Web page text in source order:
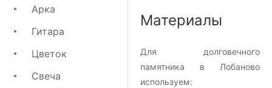
Арка
Гитара
Цветок
Свеча
Материалы
Для долговечного
памятника в Лобаново
используем: